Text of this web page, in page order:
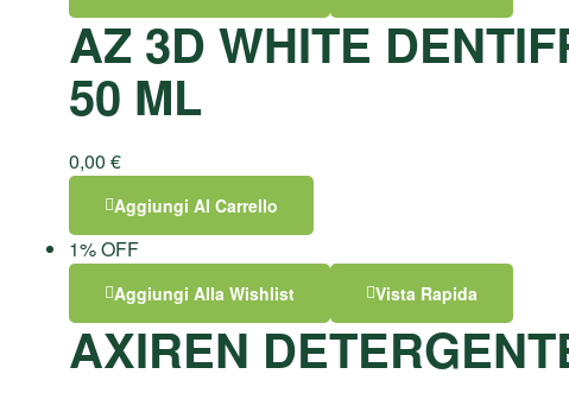
AZ 3D WHITE
50 ML
0,00 €
Aggiungi Al Carrello
1% OFF
Aggiungi Alla Wishlist Vista Rapida
AXIREN